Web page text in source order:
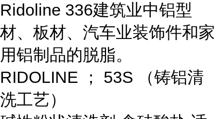
Ridoline 336建筑业中铝型
材、板材、汽车业装饰件和家
用铝制品的脱脂。
RIDOLINE
； 53S
（铸铝清
洗工艺）